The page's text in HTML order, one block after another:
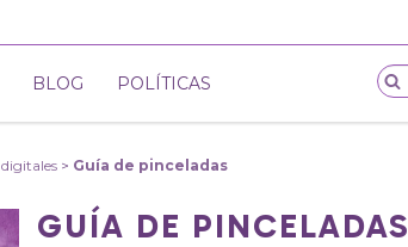
BLOG POLÍTICAS
> Guía de pinceladas
GUÍA DE PINCELADAS